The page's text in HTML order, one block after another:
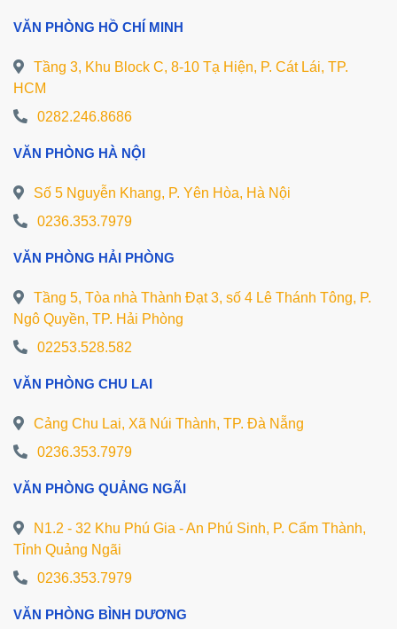
VĂN PHÒNG HỒ CHÍ MINH
Tầng 3, Khu Block C, 8-10 Tạ Hiện, P. Cát Lái, TP.
HCM
0282.246.8686
VĂN PHÒNG HÀ NỘI
Số 5 Nguyễn Khang, P. Yên Hòa, Hà Nội
0236.353.7979
VĂN PHÒNG HẢI PHÒNG
Tầng 5, Tòa nhà Thành Đạt 3, số 4 Lê Thánh Tông, P.
Ngô Quyền, TP. Hải Phòng
02253.528.582
VĂN PHÒNG CHU LAI
Cảng Chu Lai, Xã Núi Thành, TP. Đà Nẵng
0236.353.7979
VĂN PHÒNG QUẢNG NGÃI
N1.2 - 32 Khu Phú Gia - An Phú Sinh, P. Cẩm Thành,
Tỉnh Quảng Ngãi
0236.353.7979
VĂN PHÒNG BÌNH DƯƠNG